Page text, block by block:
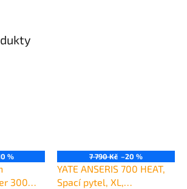
%
300
7 790 Kč –20 %
YATE ANSERIS 700 HEAT,
Spací pytel, XL,